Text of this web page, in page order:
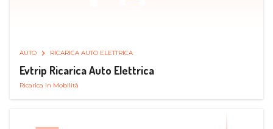
AUTO RICARICA AUTO ELETTRICA
Evtrip Ricarica Auto Elettrica
Ricarica in Mobilità